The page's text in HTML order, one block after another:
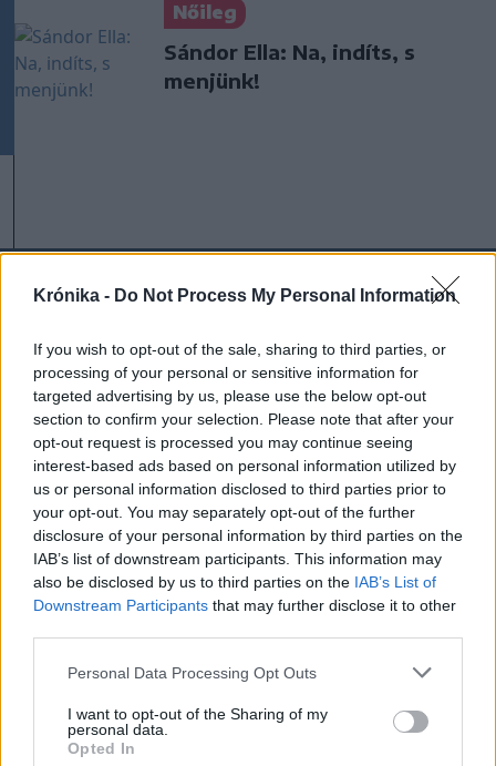
Krónika - Do Not Process My Personal Information
If you wish to opt-out of the sale, sharing to third parties, or
processing of your personal or sensitive information for
targeted advertising by us, please use the below opt-out
section to confirm your selection. Please note that after your
opt-out request is processed you may continue seeing
interest-based ads based on personal information utilized by
us or personal information disclosed to third parties prior to
your opt-out. You may separately opt-out of the further
disclosure of your personal information by third parties on the
IAB’s list of downstream participants. This information may
also be disclosed by us to third parties on the IAB’s List of
Downstream Participants that may further disclose it to other
Personal Data Processing Opt Outs
I want to opt-out of the Sharing of my
personal data.
Opted In
Nőileg
Sándor Ella: Na, indíts, s
menjünk!
A rovat további cikkei
2026. augusztus 06., csütörtök
Újabb erdélyi megyékben vezettek
be forgalom- és vízkorlátozást
2026. augusztus 06., csütörtök
Büntetőfeljelentést tett Majka